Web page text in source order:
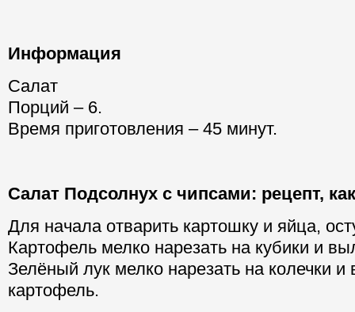
Информация
Салат
Порций – 6.
Время приготовления – 45 минут.
Салат Подсолнух с чипсами: рецепт,
Для начала отварить картошку и яйца,
Картофель мелко нарезать на кубики и
Зелёный лук мелко нарезать на колечки
картофель.